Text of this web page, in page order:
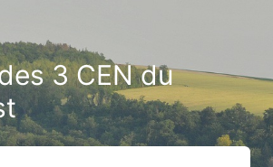
3 CEN du